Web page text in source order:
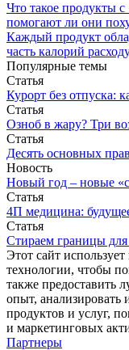
Что такое продукты
помогают ли они
Каждый продукт
часть калорий
Популярные темы
Статья
Курорт без отпуска:
Статья
Озноб в жару? Три
Статья
Десять основных
Новость
Новый год – новые
Статья
4П медицина:
Статья
Стираем границы
Этот сайт
технологии, чтобы
также предоставить
опыт, анализировать
продуктов и услуг,
и маркетинговых
Партнеры